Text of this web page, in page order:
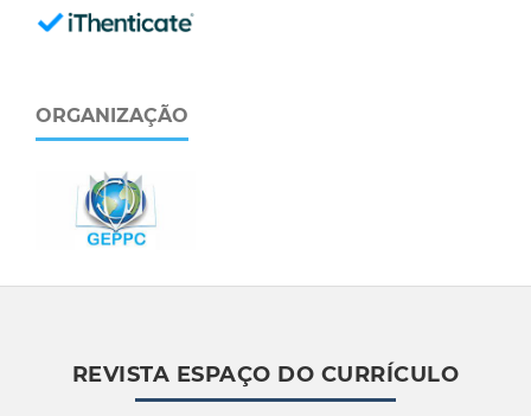
ORGANIZAÇÃO
REVISTA ESPAÇO DO CURRÍCULO